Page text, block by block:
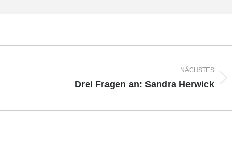
NÄCHSTES
Drei Fragen an: Sandra Herwick